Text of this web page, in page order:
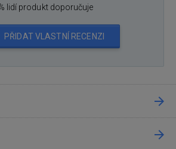
lidí produkt doporučuje
PŘIDAT VLASTNÍ RECENZI